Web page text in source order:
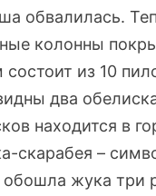
обвалилась.
колонны
из 10
два
находится в
скарабея –
жука три